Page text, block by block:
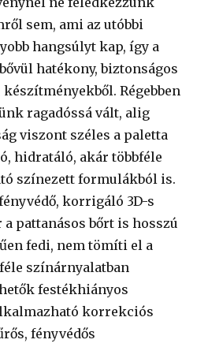
sem, ami az utóbbi
hangsúlyt kap, így a
hatékony, biztonságos
Régebben
ragadóssá vált, alig
viszont széles a paletta
hidratáló, akár többféle
színezett formulákból is.
korrigáló 3D-s
pattanásos bőrt is hosszú
fedi, nem tömíti el a
színárnyalatban
festékhiányos
korrekciós
fényvédős